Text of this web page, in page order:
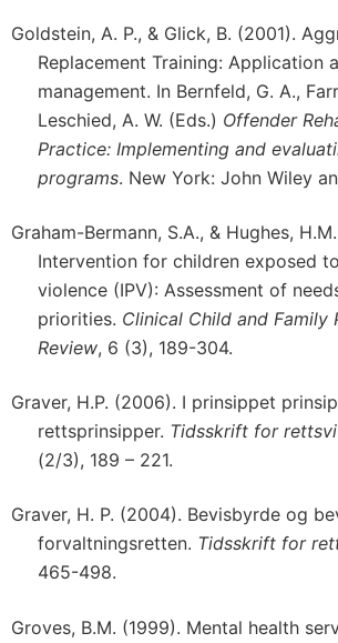
Goldstein, A. P., & Glick, B. (2001).
Replacement Training: Application
management. In Bernfeld, G. A.,
Leschied, A. W. (Eds.) Offender
Practice: Implementing and
programs. New York: John Wiley
Graham-Bermann, S.A., & Hughes,
Intervention for children exposed
violence (IPV): Assessment of
priorities. Clinical Child and Family
Review, 6 (3), 189-304.
Graver, H.P. (2006). I prinsippet
rettsprinsipper. Tidsskrift for
(2/3), 189 – 221.
Graver, H. P. (2004). Bevisbyrde og
forvaltningsretten. Tidsskrift for
465-498.
Groves, B.M. (1999). Mental health